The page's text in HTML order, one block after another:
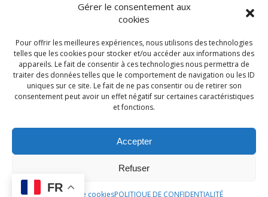
Gérer le consentement aux
cookies
Pour offrir les meilleures expériences, nous utilisons des technologies
telles que les cookies pour stocker et/ou accéder aux informations des
appareils. Le fait de consentir à ces technologies nous permettra de
traiter des données telles que le comportement de navigation ou les ID
uniques sur ce site. Le fait de ne pas consentir ou de retirer son
consentement peut avoir un effet négatif sur certaines caractéristiques
et fonctions.
Accepter
Refuser
Politique de cookiesPOLITIQUE DE CONFIDENTIALITÉ
Studio7700@live.be
FR